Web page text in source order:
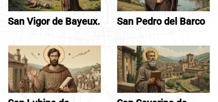
San Vigor de Bayeux. San Pedro del Barco